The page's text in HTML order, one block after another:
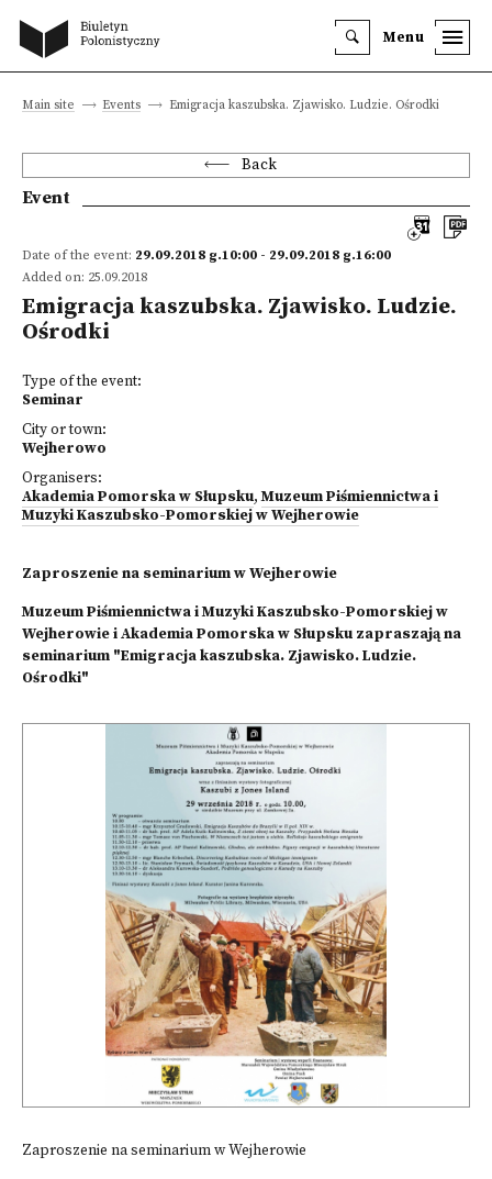
Menu
Main site Events Emigracja kaszubska. Zjawisko. Ludzie. Ośrodki
Back
Event
Date of the event: 29.09.2018 g.10:00 - 29.09.2018 g.16:00
Added on: 25.09.2018
Emigracja kaszubska. Zjawisko. Ludzie.
Ośrodki
Type of the event:
Seminar
City or town:
Wejherowo
Organisers:
Akademia Pomorska w Słupsku,Muzeum Piśmiennictwa i
Muzyki Kaszubsko-Pomorskiej w Wejherowie
Zaproszenie na seminarium w Wejherowie
Muzeum Piśmiennictwa i Muzyki Kaszubsko-Pomorskiej w
Wejherowie i Akademia Pomorska w Słupsku zapraszają na
seminarium "Emigracja kaszubska. Zjawisko. Ludzie.
Ośrodki"
Zaproszenie na seminarium w Wejherowie